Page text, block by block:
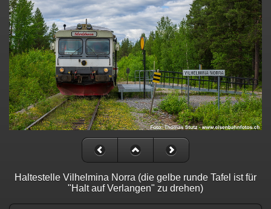
Haltestelle Vilhelmina Norra (die gelbe runde Tafel ist für
"Halt auf Verlangen" zu drehen)